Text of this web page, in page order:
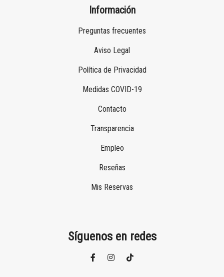
Información
Preguntas frecuentes
Aviso Legal
Política de Privacidad
Medidas COVID-19
Contacto
Transparencia
Empleo
Reseñas
Mis Reservas
Síguenos en redes